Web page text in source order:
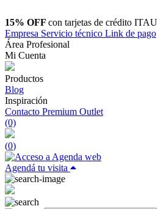
15% OFF con tarjetas de crédito ITAU
Empresa Servicio técnico Link de pago
Área Profesional
Mi Cuenta
Productos
Blog
Inspiración
Contacto Premium Outlet
(0)
(0)
Agendá tu visita